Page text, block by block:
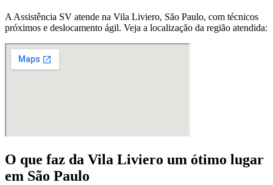
A Assistência SV atende na Vila Liviero, São Paulo, com técnicos
próximos e deslocamento ágil. Veja a localização da região atendida:
O que faz da Vila Liviero um ótimo lugar
em São Paulo